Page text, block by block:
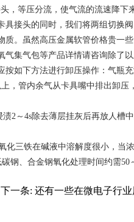
，等压分流，使气流的流速降
接头的同时，我们将两组切
。虽然高压金属软管价格贵
集气包等产品详情请咨询除
如下方法进行卸压操作：气
，管内余气从卡具嘴中排出卸
2～4s除去薄层挂灰后再放人槽中
三铁在碱液中溶解度很小，
、合金钢氧化处理时间约需50
下一条: 还有一些在微电子行